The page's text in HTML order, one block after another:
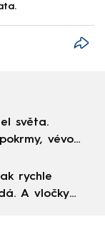
světa.
vévodí
rychle
A vločky